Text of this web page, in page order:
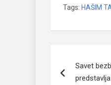
Tags: HAŠIM
članaka
Savet